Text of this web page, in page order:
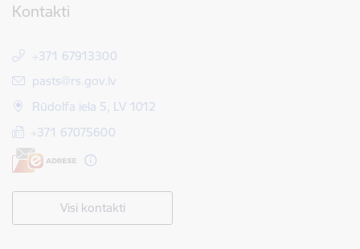
Kontakti
+371 67913300
E-pasts:
pasts@rs.gov.lv
Rūdolfa iela 5, LV 1012
+371 67075600
Visi kontakti